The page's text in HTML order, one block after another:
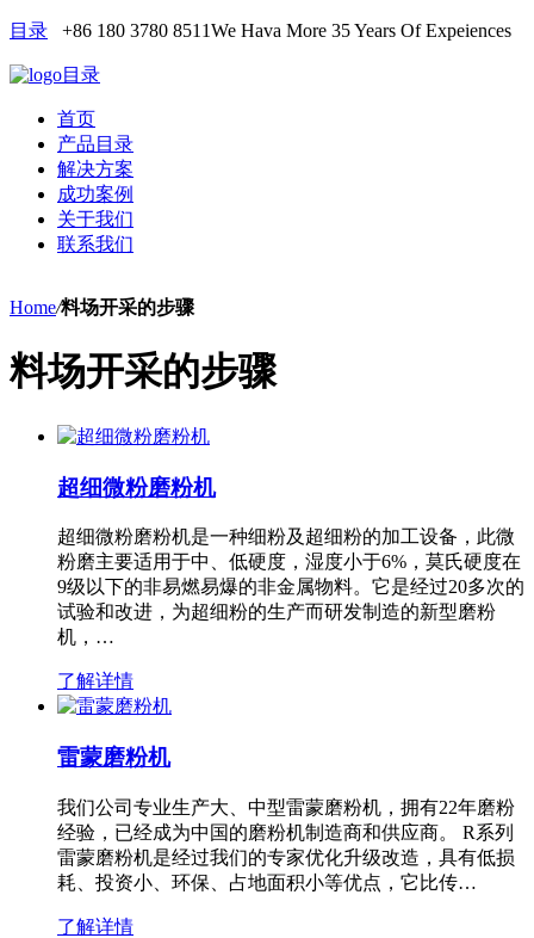
目录 +86 180 3780 8511We Hava More 35 Years Of Expeiences
目录
首页
产品目录
解决方案
成功案例
关于我们
联系我们
Home/料场开采的步骤
料场开采的步骤
超细微粉磨粉机
超细微粉磨粉机是一种细粉及超细粉的加工设备，此微
粉磨主要适用于中、低硬度，湿度小于6%，莫氏硬度在
9级以下的非易燃易爆的非金属物料。它是经过20多次的
试验和改进，为超细粉的生产而研发制造的新型磨粉
机，…
了解详情
雷蒙磨粉机
我们公司专业生产大、中型雷蒙磨粉机，拥有22年磨粉
经验，已经成为中国的磨粉机制造商和供应商。 R系列
雷蒙磨粉机是经过我们的专家优化升级改造，具有低损
耗、投资小、环保、占地面积小等优点，它比传…
了解详情